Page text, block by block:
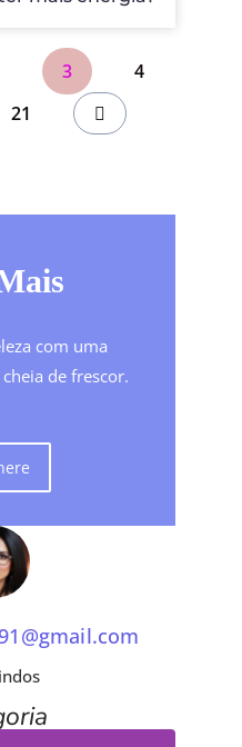
3
4
21
com uma
de frescor.